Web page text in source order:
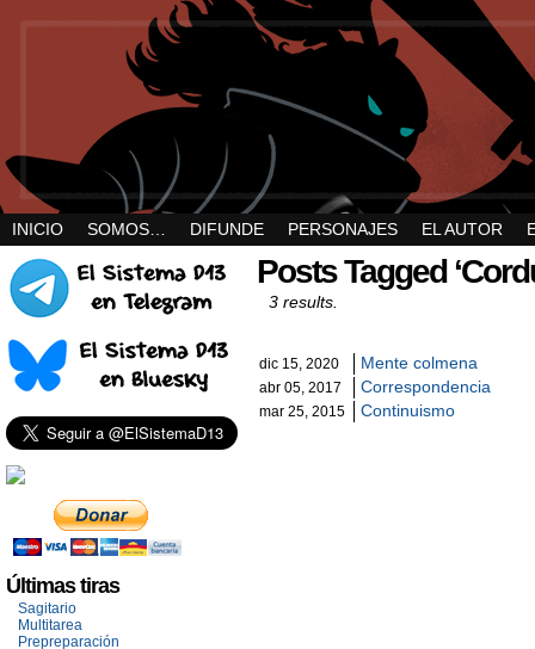
INICIO SOMOS… DIFUNDE PERSONAJES EL AUTOR
Últimas tiras
Sagitario
Multitarea
Prepreparación
Posts Tagged
3 results.
dic 15, 2020 Mente colmena
abr 05, 2017 Correspondencia
mar 25, 2015 Continuismo